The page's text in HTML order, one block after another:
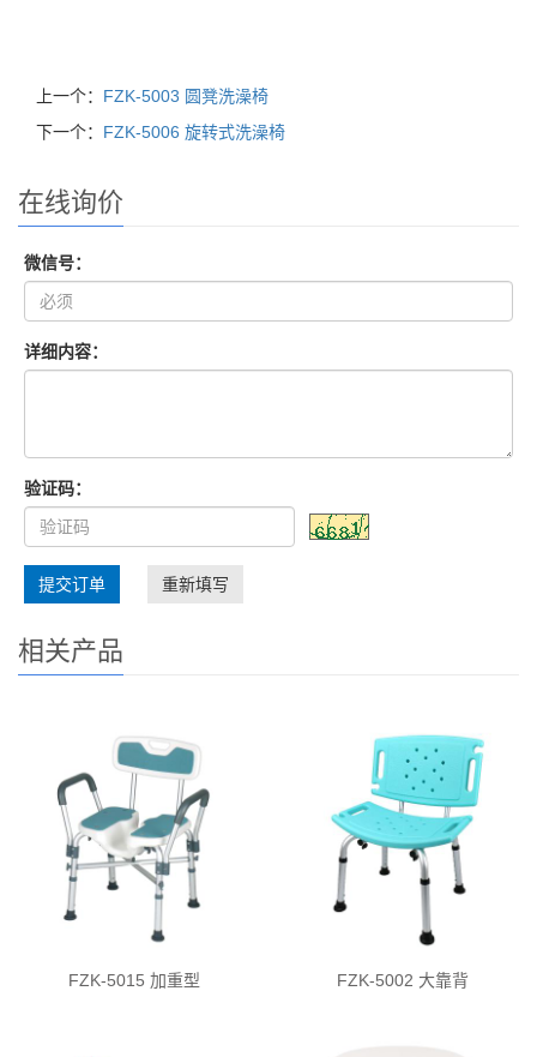
上一个： FZK-5003 圆凳洗澡椅
下一个： FZK-5006 旋转式洗澡椅
在线询价
微信号：
详细内容：
验证码：
提交订单 重新填写
相关产品
FZK-5015 加重型 FZK-5002 大靠背